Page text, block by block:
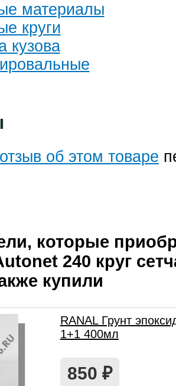
материалы
круги
кузова
отзыв об этом товаре
которые
240 круг
купили
RANAL Грунт
1+1 400мл
850 ₽